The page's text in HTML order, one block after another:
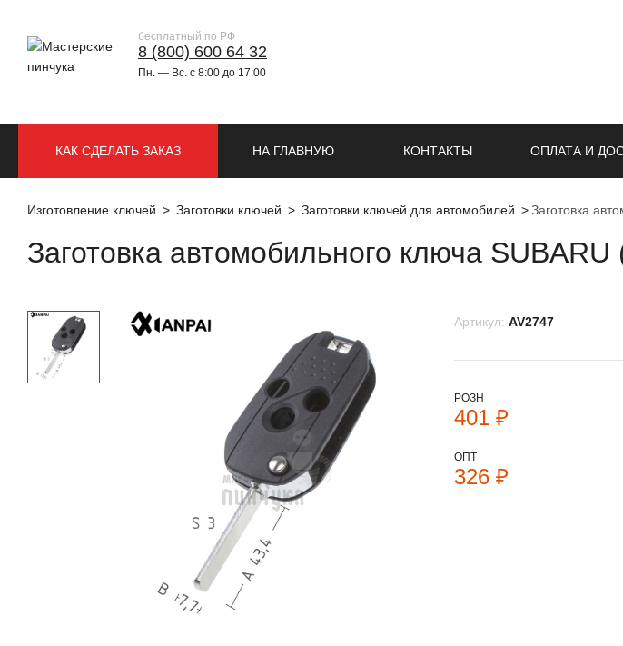
бесплатный по РФ
8 (800) 600 64 32
Пн. — Вс. с 8:00 до 17:00
НА ГЛАВНУЮ КОНТАКТЫ ОПЛАТА И
КАК СДЕЛАТЬ ЗАКАЗ
Изготовление ключей Заготовки ключей Заготовки ключей для автомобилей Заготовка
Заготовка автомобильного ключа SUBARU
Артикул: AV2747
РОЗН
401 ₽
ОПТ
326 ₽